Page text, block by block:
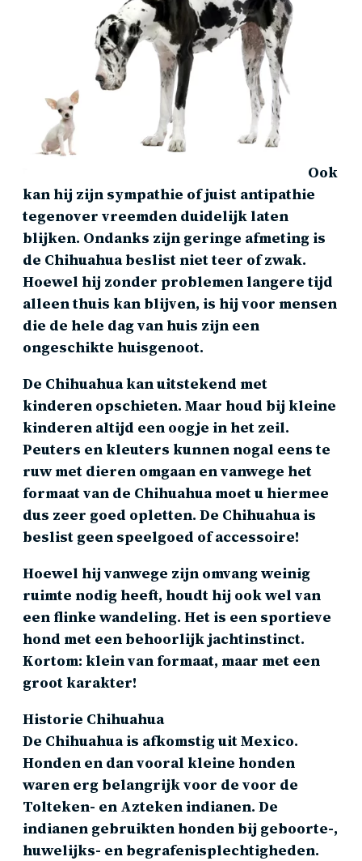
Ook
kan hij zijn sympathie of juist antipathie
tegenover vreemden duidelijk laten
blijken. Ondanks zijn geringe afmeting is
de Chihuahua beslist niet teer of zwak.
Hoewel hij zonder problemen langere tijd
alleen thuis kan blijven, is hij voor mensen
die de hele dag van huis zijn een
ongeschikte huisgenoot.
De Chihuahua kan uitstekend met
kinderen opschieten. Maar houd bij kleine
kinderen altijd een oogje in het zeil.
Peuters en kleuters kunnen nogal eens te
ruw met dieren omgaan en vanwege het
formaat van de Chihuahua moet u hiermee
dus zeer goed opletten. De Chihuahua is
beslist geen speelgoed of accessoire!
Hoewel hij vanwege zijn omvang weinig
ruimte nodig heeft, houdt hij ook wel van
een flinke wandeling. Het is een sportieve
hond met een behoorlijk jachtinstinct.
Kortom: klein van formaat, maar met een
groot karakter!
Historie Chihuahua
De Chihuahua is afkomstig uit Mexico.
Honden en dan vooral kleine honden
waren erg belangrijk voor de voor de
Tolteken- en Azteken indianen. De
indianen gebruikten honden bij geboorte-,
huwelijks- en begrafenisplechtigheden.